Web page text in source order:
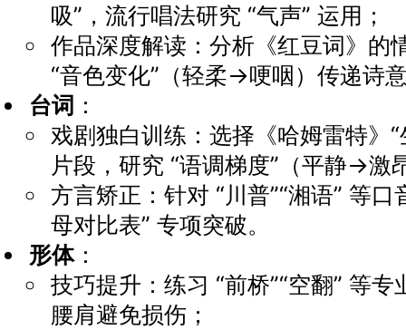
吸”，流行唱法研究 “气声” 运用；
作品深度解读：分析《红豆词》的
“音色变化”（轻柔→哽咽）传递诗
台词 ：
戏剧独白训练：选择《哈姆雷特》
片段，研究 “语调梯度”（平静→激
方言矫正：针对 “川普”“湘语” 等口
母对比表” 专项突破。
形体：
技巧提升：练习 “前桥”“空翻” 等
腰肩避免损伤；